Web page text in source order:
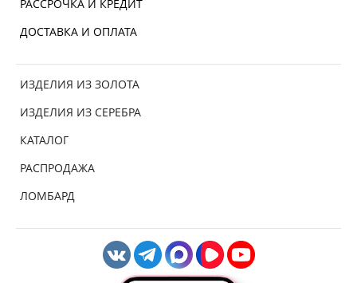
РАССРОЧКА И КРЕДИТ
ДОСТАВКА И ОПЛАТА
ИЗДЕЛИЯ ИЗ ЗОЛОТА
ИЗДЕЛИЯ ИЗ СЕРЕБРА
КАТАЛОГ
РАСПРОДАЖА
ЛОМБАРД